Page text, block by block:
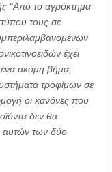
“Από το αγρόκτημα
τους σε
έχει
ακόμη βήμα,
τροφίμων σε
οι κανόνες που
δεν θα
αυτών των δύο